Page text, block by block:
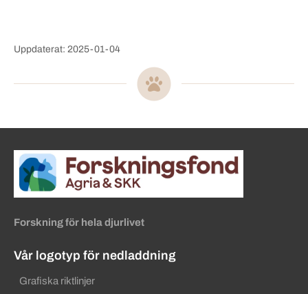
Uppdaterat: 2025-01-04
Sidinformation och
Köpa hund startsida
Forskning för hela djurlivet
Vår logotyp för nedladdning
Grafiska riktlinjer